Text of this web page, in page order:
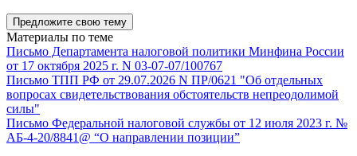
Предложите свою тему
Материалы по теме
Письмо Департамента налоговой политики Минфина России
от 17 октября 2025 г. N 03-07-07/100767
Письмо ТПП РФ от 29.07.2026 N ПР/0621 "Об отдельных
вопросах свидетельствования обстоятельств непреодолимой
силы"
Письмо Федеральной налоговой службы от 12 июля 2023 г. №
АБ-4-20/8841@ “О направлении позиции”